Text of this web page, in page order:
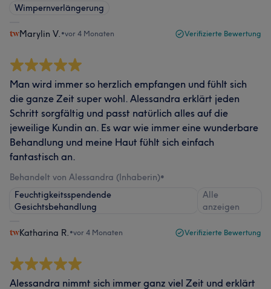
Wimpernverlängerung
Marylin V. •vor 4 Monaten Verifizierte Bewertung
Man wird immer so herzlich empfangen und fühlt sich
die ganze Zeit super wohl. Alessandra erklärt jeden
Schritt sorgfältig und passt natürlich alles auf die
jeweilige Kundin an. Es war wie immer eine wunderbare
Behandlung und meine Haut fühlt sich einfach
fantastisch an.
Behandelt von Alessandra (Inhaberin)•
Feuchtigkeitsspendende
Gesichtsbehandlung
Alle
anzeigen
Katharina R. •vor 4 Monaten Verifizierte Bewertung
Alessandra nimmt sich immer ganz viel Zeit und erklärt